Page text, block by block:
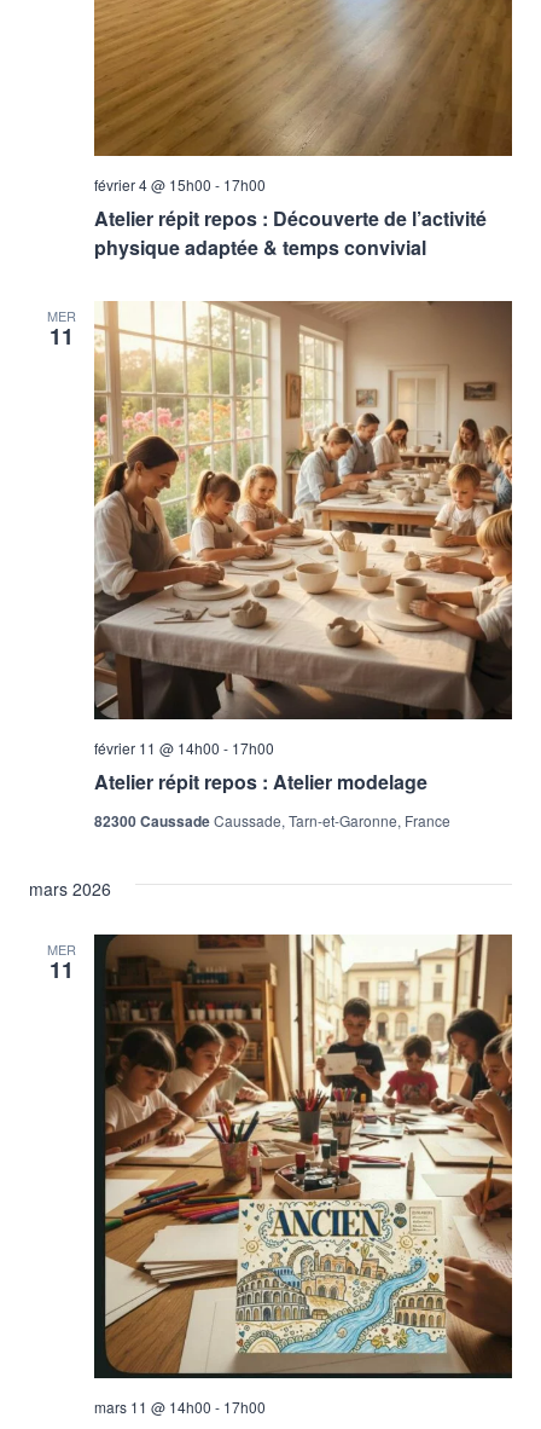
Atelier répit repos : Découverte de l’activité
physique adaptée & temps convivial
février 4 @ 15h00 - 17h00
MER
11
Atelier répit repos : Atelier modelage
février 11 @ 14h00 - 17h00
82300 CaussadeCaussade, Tarn-et-Garonne, France
mars 2026
MER
11
mars 11 @ 14h00 - 17h00